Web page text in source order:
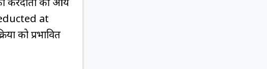
at
को प्रभावित